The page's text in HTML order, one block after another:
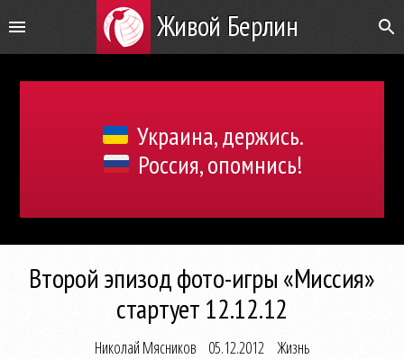
Живой Берлин
Украина, держись.
Россия, опомнись!
Второй эпизод фото-игры «Миссия»
стартует 12.12.12
Николай Мясников 05.12.2012Жизнь